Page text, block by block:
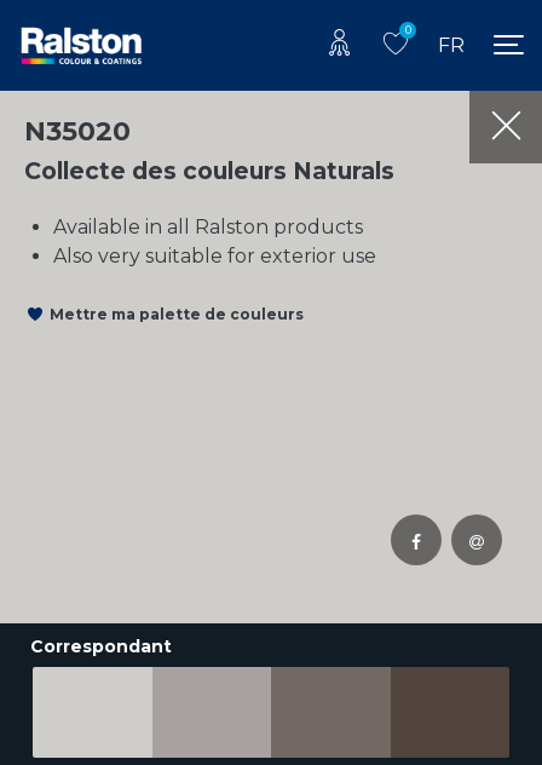
0
FR
N35020
Collecte des couleurs Naturals
Available in all Ralston products
Also very suitable for exterior use
Mettre ma palette de couleurs
Correspondant